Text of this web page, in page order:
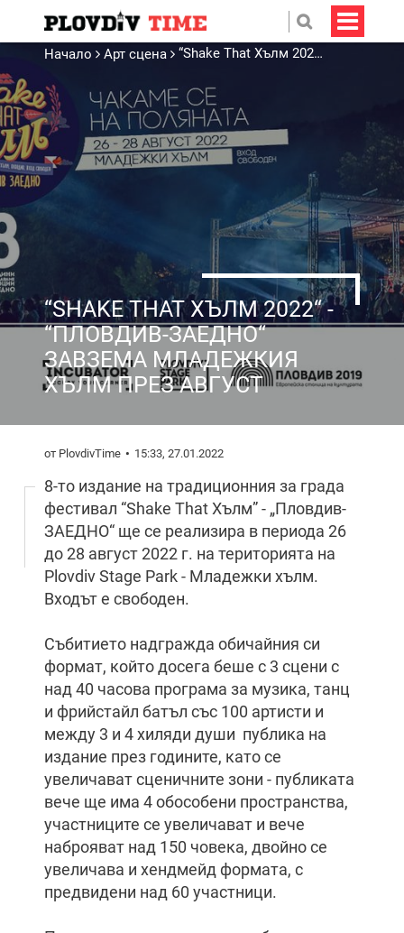
Начало Арт сцена “Shake That Хълм 2022“ - “Пловдив-Заедно“ завзема Младежкия хълм през август
“SHAKE THAT ХЪЛМ 2022“ -
“ПЛОВДИВ-ЗАЕДНО“
ЗАВЗЕМА МЛАДЕЖКИЯ
ХЪЛМ ПРЕЗ АВГУСТ
от PlovdivTime 15:33, 27.01.2022
8-то издание на традиционния за града
фестивал “Shake That Хълм” - „Пловдив-
ЗАЕДНО“ ще се реализира в периода 26
до 28 август 2022 г. на територията на
Plovdiv Stage Park - Младежки хълм.
Входът е свободен.
Събитието надгражда обичайния си
формат, който досега беше с 3 сцени с
над 40 часова програма за музика, танц
и фрийстайл батъл със 100 артисти и
между 3 и 4 хиляди души публика на
издание през годините, като се
увеличават сценичните зони - публиката
вече ще има 4 обособени пространства,
участниците се увеличават и вече
наброяват над 150 човека, двойно се
увеличава и хендмейд формата, с
предвидени над 60 участници.